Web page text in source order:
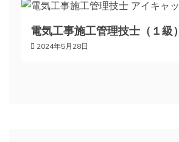
電気工事施工管理技士（１級
2024年5月28日